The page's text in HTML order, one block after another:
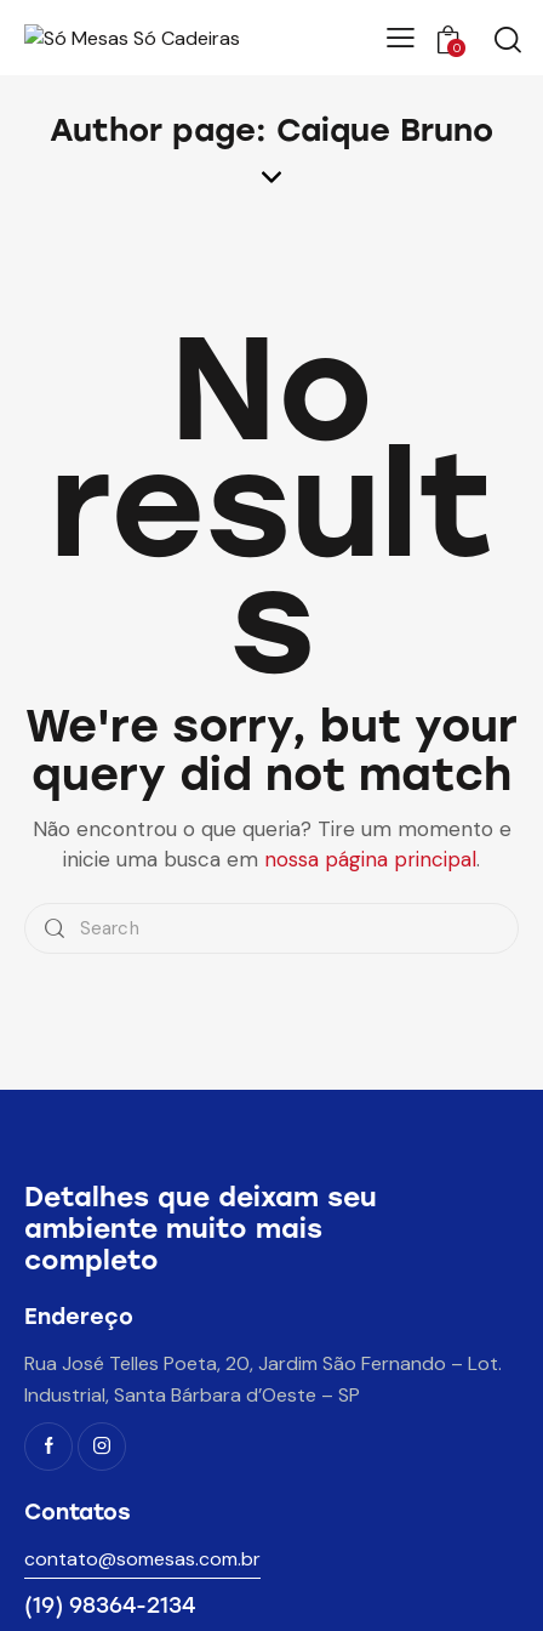
0
Author page: Caique Bruno
No
result
s
We're sorry, but your
query did not match
Não encontrou o que queria? Tire um momento e
inicie uma busca em nossa página principal.
Detalhes que deixam seu
ambiente muito mais
completo
Endereço
Rua José Telles Poeta, 20, Jardim São Fernando – Lot.
Industrial, Santa Bárbara d’Oeste – SP
Contatos
contato@somesas.com.br
(19) 98364-2134